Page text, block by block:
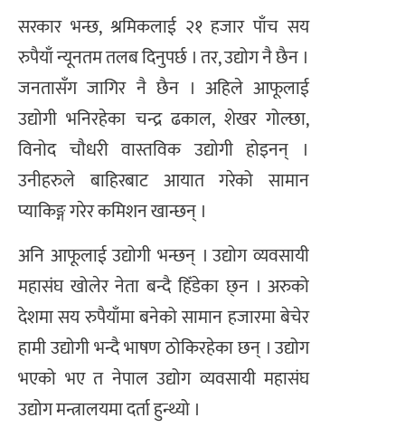
सरकार भन्छ, श्रमिकलाई २१ हजार पाँच सय
रुपैयाँ न्यूनतम तलब दिनुपर्छ । तर, उद्योग नै छैन ।
जनतासँग जागिर नै छैन । अहिले आफूलाई
उद्योगी भनिरहेका चन्द्र ढकाल, शेखर गोल्छा,
विनोद चौधरी वास्तविक उद्योगी होइनन् ।
उनीहरुले बाहिरबाट आयात गरेको सामान
प्याकिङ्ग गरेर कमिशन खान्छन् ।
अनि आफूलाई उद्योगी भन्छन् । उद्योग व्यवसायी
महासंघ खोलेर नेता बन्दै हिँडेका छ्न । अरुको
देशमा सय रुपैयाँमा बनेको सामान हजारमा बेचेर
हामी उद्योगी भन्दै भाषण ठोकिरहेका छन् । उद्योग
भएको भए त नेपाल उद्योग व्यवसायी महासंघ
उद्योग मन्त्रालयमा दर्ता हुन्थ्यो ।